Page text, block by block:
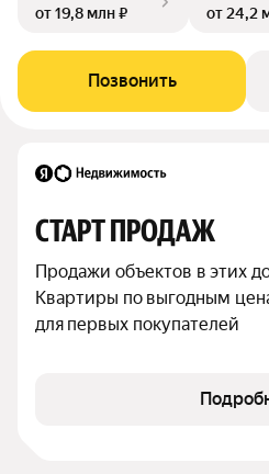
от 19,8 млн ₽ от 24,2
Позвонить
СТАРТ ПРОДАЖ
Продажи объектов в этих
Квартиры по выгодным
для первых покупателей